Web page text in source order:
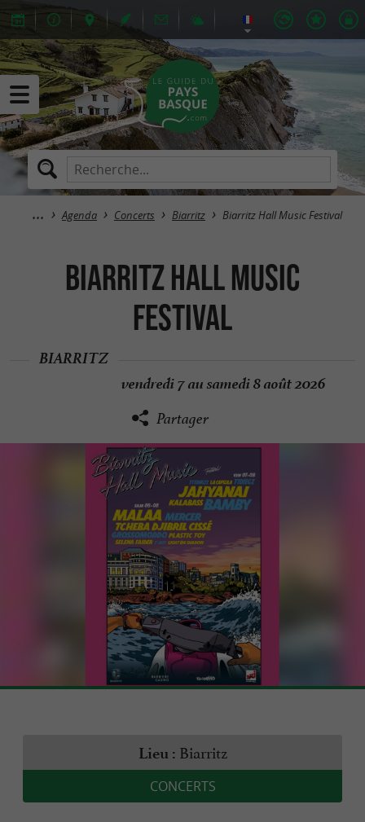
Agenda Concerts Biarritz Biarritz Hall Music Festival
Biarritz Hall Music
Festival
BIARRITZ
vendredi 7 au samedi 8 août 2026
Partager
Lieu : Biarritz
CONCERTS